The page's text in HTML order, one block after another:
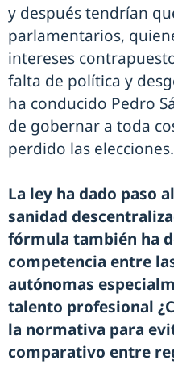
y después tendrían
parlamentarios,
intereses
falta de política y
ha conducido Pedro
de gobernar a toda
perdido las elecciones.
La ley ha dado paso
sanidad
fórmula también ha
competencia entre
autónomas
talento profesional
la normativa para
comparativo entre